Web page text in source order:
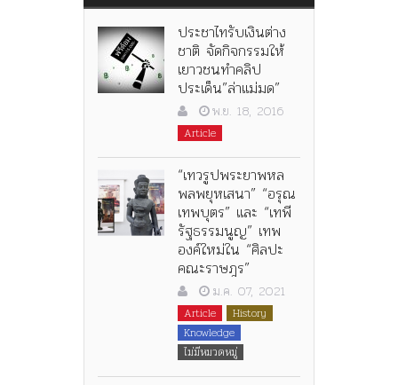
ประชาไทรับเงินต่าง
ชาติ จัดกิจกรรมให้
เยาวชนทำคลิป
ประเด็น”ล่าแม่มด”
พ.ย. 18, 2016
Article
“เทวรูปพระยาพหล
พลพยุหเสนา” “อรุณ
เทพบุตร” และ “เทพี
รัฐธรรมนูญ” เทพ
องค์ใหม่ใน “ศิลปะ
คณะราษฎร”
ม.ค. 07, 2021
Article
History
Knowledge
ไม่มีหมวดหมู่